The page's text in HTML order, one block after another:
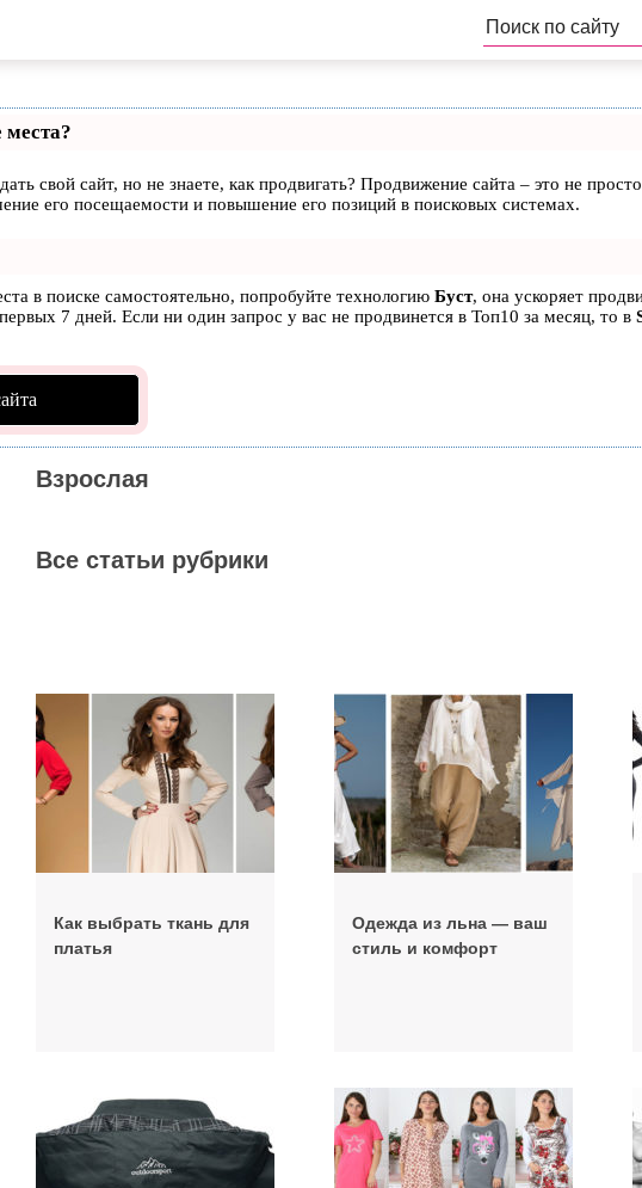
свой сайт, но не знаете, как продвигать? Продвижение сайта – это не
его посещаемости и повышение его позиций в поисковых системах.
в поиске самостоятельно, попробуйте технологию Буст, она ускоряет
7 дней. Если ни один запрос у вас не продвинется в Топ10 за месяц, то в
Взрослая
Все статьи рубрики
Как выбрать ткань для
платья
Одежда из льна — ваш
стиль и комфорт